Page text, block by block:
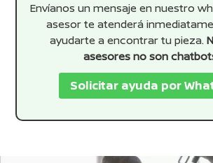
Envíanos un mensaje en nuestro
asesor te atenderá
ayudarte a encontrar tu pieza.
asesores no son
Solicitar ayuda por